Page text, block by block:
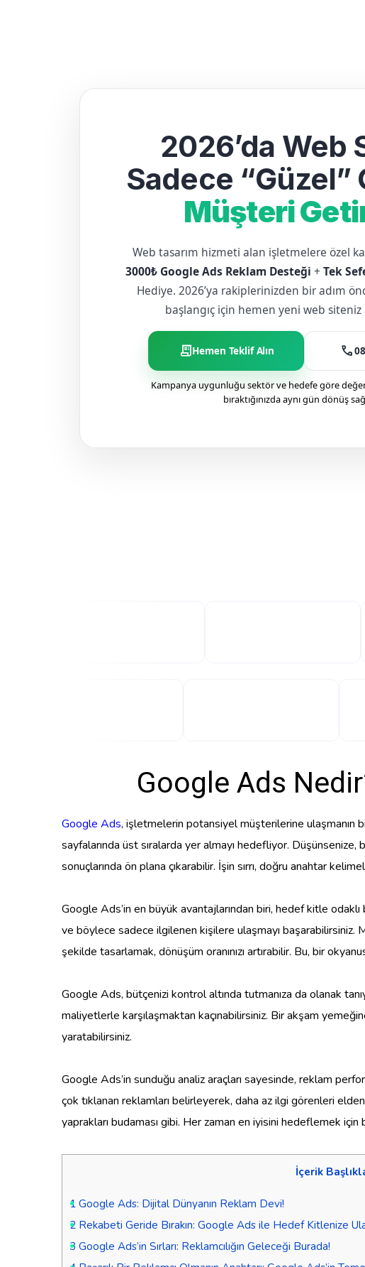
2026’da Web
Sadece “Güzel”
Müşteri
Web tasarım hizmeti alan işletmelere özel
3000₺ Google Ads Reklam Desteği +Tek
Hediye. 2026’ya rakiplerinizden bir adım
başlangıç için hemen yeni web siteniz
receipt_longHemen Teklif Alın call
Kampanya uygunluğu sektör ve hedefe göre
bıraktığınızda aynı gün dönüş
Google Ads
Google Ads, işletmelerin potansiyel müşterilerine ulaşmanın
sayfalarında üst sıralarda yer almayı hedefliyor.
sonuçlarında ön plana çıkarabilir. İşin sırrı, doğru anahtar
Google Ads’in en büyük avantajlarından biri, hedef kitle
ve böylece sadece ilgilenen kişilere ulaşmayı başarabilirsiniz.
şekilde tasarlamak, dönüşüm oranınızı artırabilir. Bu, bir
Google Ads, bütçenizi kontrol altında tutmanıza da olanak
maliyetlerle karşılaşmaktan kaçınabilirsiniz. Bir akşam
yaratabilirsiniz.
Google Ads’in sunduğu analiz araçları sayesinde, reklam
çok tıklanan reklamları belirleyerek, daha az ilgi görenleri
yaprakları budaması gibi. Her zaman en iyisini hedeflemek için
İçerik
1 Google Ads: Dijital Dünyanın Reklam Devi!
2 Rekabeti Geride Bırakın: Google Ads ile Hedef Kitlenize
3 Google Ads’in Sırları: Reklamcılığın Geleceği Burada!